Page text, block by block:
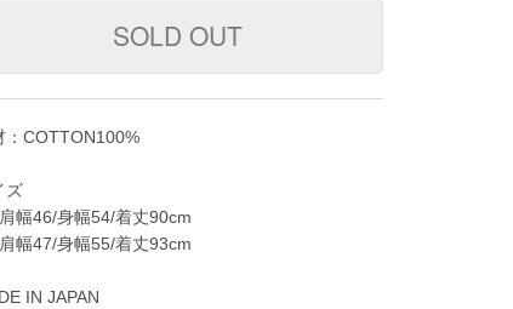
：COTTON100%
ズ
幅46/身幅54/着丈90cm
幅47/身幅55/着丈93cm
IN JAPAN